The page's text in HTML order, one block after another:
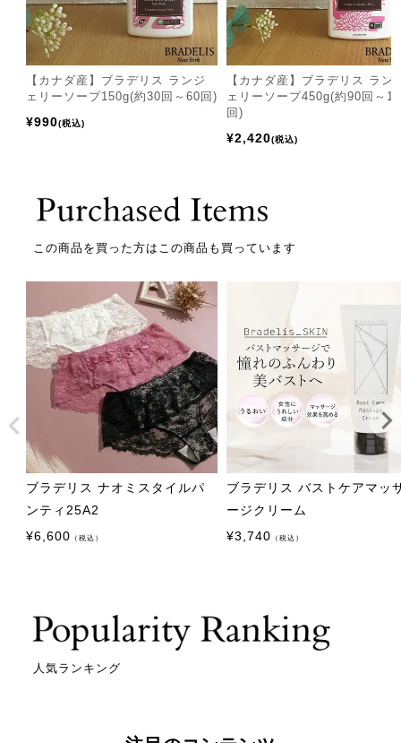
【カナダ産】ブラデリス ランジ
ェリーソープ150g(約30回～60回)
¥990 税込
【カナダ産】ブラデリス ラン
ェリーソープ450g(約90回～
回)
¥2,420 税込
この商品を買った方はこの商品も買っています
ブラデリス ナオミスタイルパ
ンティ25A2
¥6,600 （税込）
ブラデリス バストケアマッ
ージクリーム
¥3,740 （税込）
人気ランキング